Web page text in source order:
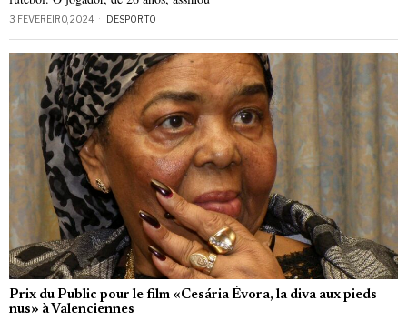
3 FEVEREIRO, 2024 DESPORTO
Prix du Public pour le film «Cesária Évora, la diva aux pieds
nus» à Valenciennes